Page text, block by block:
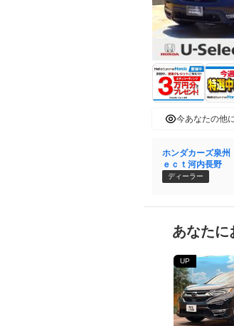
今あなたの他
ホンダカーズ泉
ｅｃｔ河内長野
ディーラー
あなたに
UP